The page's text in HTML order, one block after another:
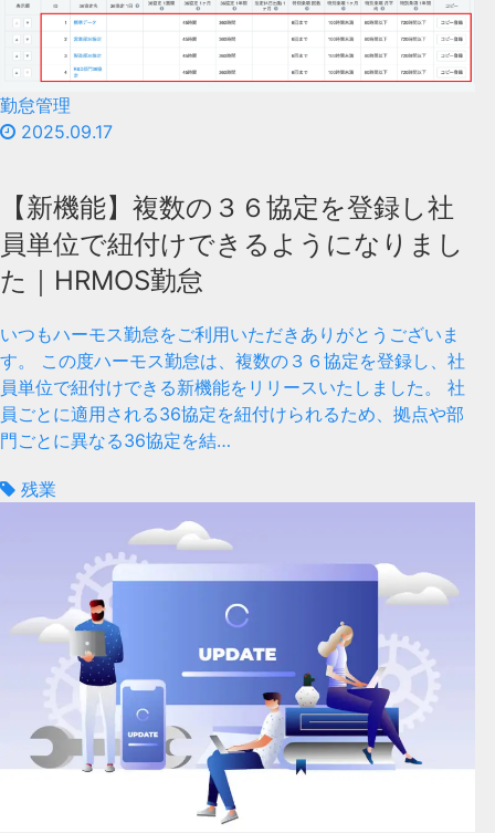
勤怠管理
2025.09.17
【新機能】複数の３６協定を登録し社
員単位で紐付けできるようになりまし
た｜HRMOS勤怠
いつもハーモス勤怠をご利用いただきありがとうございま
す。 この度ハーモス勤怠は、複数の３６協定を登録し、社
員単位で紐付けできる新機能をリリースいたしました。 社
員ごとに適用される36協定を紐付けられるため、拠点や部
門ごとに異なる36協定を結…
残業